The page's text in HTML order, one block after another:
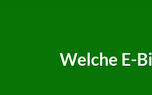
Welche E-